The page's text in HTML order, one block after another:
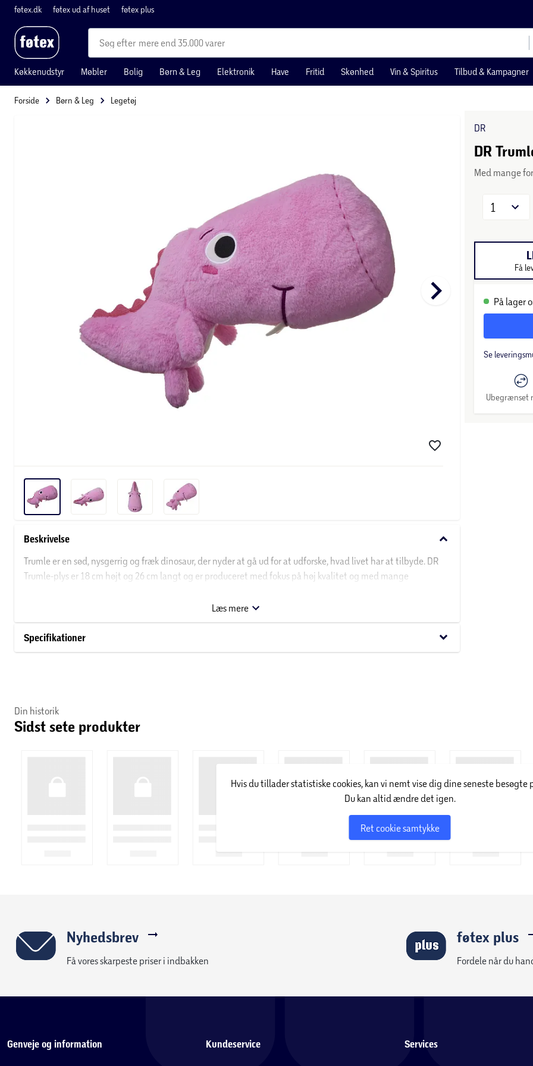
føtex.dk føtex ud af huset føtex plus
mere end 35.000 varer
Køkkenudstyr Møbler Bolig Børn & Leg Elektronik Have Fritid Skønhed Vin & Spiritus Tilbud & Kampagner
Forside Børn & Leg Legetøj
keyboard_arrow_right
Beskrivelse keyboard_arrow_down
Trumle er en sød, nysgerrig og fræk dinosaur, der nyder at gå ud for at udforske, hvad livet har at tilbyde. DR
Trumle-plys er 18 cm højt og 26 cm langt og er produceret med fokus på høj kvalitet og med mange
Læs mere
Specifikationer keyboard_arrow_down
DR
DR
Med mange
1
Få
På lager
Se
Ubegrænset
Din historik
Sidst sete produkter
Hvis du tillader statistiske cookies, kan vi nemt vise dig dine seneste besøgte
Du kan altid ændre det igen.
Ret cookie samtykke
Nyhedsbrev
Få vores skarpeste priser i indbakken
føtex plus
Fordele når du
Genveje og information Kundeservice Services